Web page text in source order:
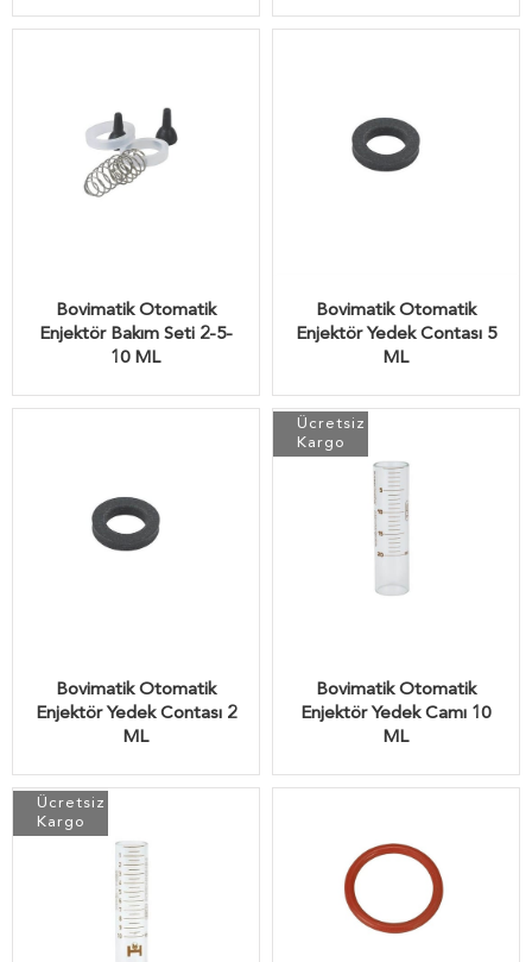
Bovimatik Otomatik
Enjektör Bakım Seti 2-5-
10 ML
Bovimatik Otomatik
Enjektör Yedek Contası 5
ML
Bovimatik Otomatik
Enjektör Yedek Contası 2
ML
Bovimatik Otomatik
Enjektör Yedek Camı 10
ML
Ücretsiz
Kargo
Ücretsiz
Kargo